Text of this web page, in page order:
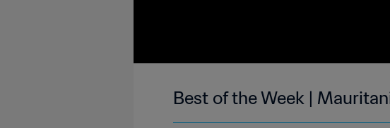
Best of the Week |